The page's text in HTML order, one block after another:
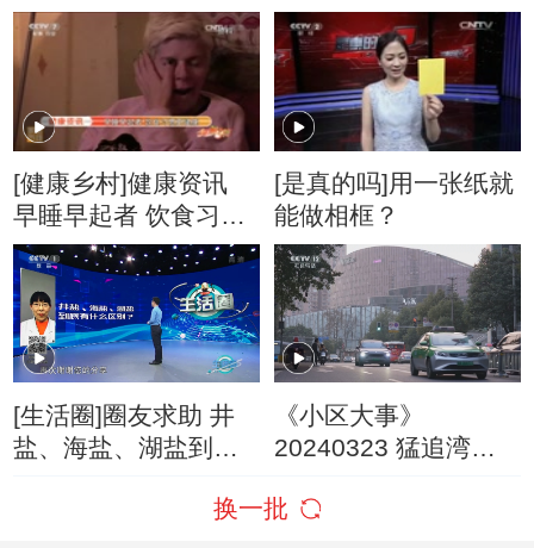
[健康乡村]健康资讯
早睡早起者 饮食习惯
更健康
[是真的吗]用一张纸就
能做相框？
[生活圈]圈友求助 井
盐、海盐、湖盐到底
《小区大事》
20240323 猛追湾警
换一批